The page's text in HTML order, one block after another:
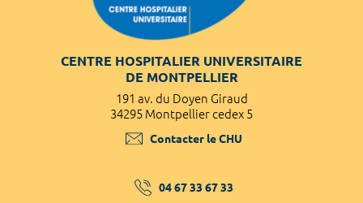
CENTRE HOSPITALIER UNIVERSITAIRE
DE MONTPELLIER
191 av. du Doyen Giraud
34295 Montpellier cedex 5
Contacter le CHU
04 67 33 67 33